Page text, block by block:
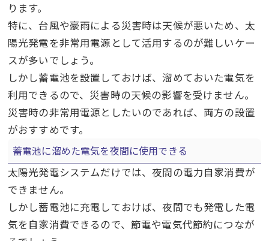
ります。
特に、台風や豪雨による災害時は天候が悪いため、太
陽光発電を非常用電源として活用するのが難しいケー
スが多いでしょう。
しかし蓄電池を設置しておけば、溜めておいた電気を
利用できるので、災害時の天候の影響を受けません。
災害時の非常用電源としたいのであれば、両方の設置
がおすすめです。
蓄電池に溜めた電気を夜間に使用できる
太陽光発電システムだけでは、夜間の電力自家消費が
できません。
しかし蓄電池に充電しておけば、夜間でも発電した電
気を自家消費できるので、節電や電気代節約につなが